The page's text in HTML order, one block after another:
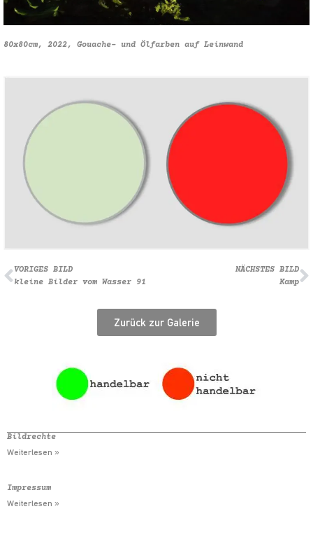
80x80cm, 2022, Gouache- und Ölfarben auf Leinwand
VORIGES BILD
kleine Bilder vom Wasser 91
NÄCHSTES BILD
Kamp
Zurück zur Galerie
Bildrechte
Weiterlesen »
Impressum
Weiterlesen »